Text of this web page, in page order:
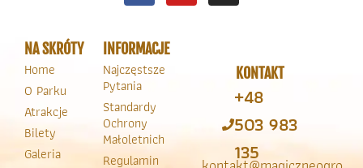
NA SKRÓTY
Home
O Parku
Atrakcje
Bilety
Galeria
INFORMACJE
Najczęstsze
Pytania
Standardy
Ochrony
Małoletnich
Regulamin
KONTAKT
+48
503 983
135